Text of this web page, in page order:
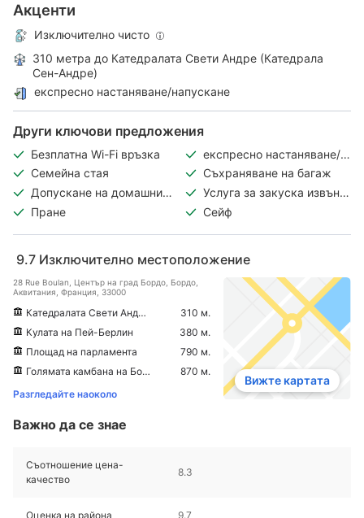
Акценти
Изключително чисто
310 метра до Катедралата Свети Андре (Катедрала
Сен-Андре)
експресно настаняване/напускане
Други ключови предложения
Безплатна Wi-Fi връзка
експресно настаняване/
напускане
Семейна стая
Съхраняване на багаж
Допускане на домашни
любимци
Услуга за закуска извън
ресторанта
Пране Сейф
9.7 Изключително местоположение
28 Rue Boulan, Център на град Бордо, Бордо,
Аквитания, Франция, 33000
Катедралата Свети Андре (Катедрала Сен-Андре)
310 м.
Кулата на Пей-Берлин
380 м.
Площад на парламента
790 м.
Голямата камбана на Бордо
870 м.
Разгледайте наоколо
Вижте картата
Важно да се знае
Съотношение цена-
качество
8.3
Оценка на района 9.7